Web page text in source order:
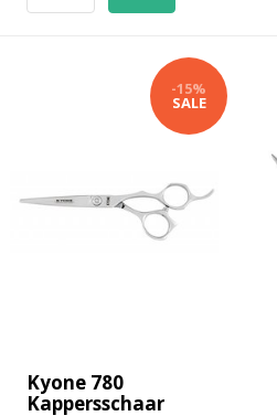
Kyone 780
Kappersschaar
-15%
SALE